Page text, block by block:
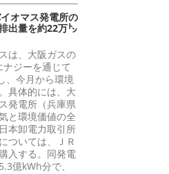
オマス発電所の
出量を約22万㌧
は、大阪ガスの
ジーを通じて
、今月から環境
具体的には、大
発電所（兵庫県
と環境価値の全
本卸電力取引所
ついては、ＪＲ
入する。同発電
億kWh分で、